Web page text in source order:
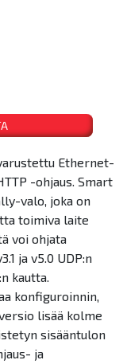
Ethernet-
-ohjaus. Smart
valo, joka on
toimiva laite
voi ohjata
ja v5.0 UDP:n
kautta.
konfiguroinnin,
lisää kolme
sisääntulon
ja